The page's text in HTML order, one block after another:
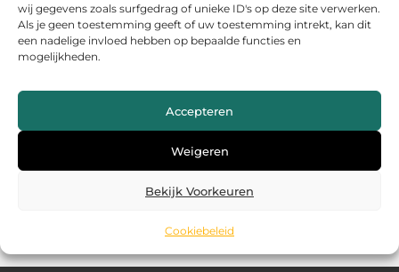
wij gegevens zoals surfgedrag of unieke ID's op deze site verwerken.
Als je geen toestemming geeft of uw toestemming intrekt, kan dit
een nadelige invloed hebben op bepaalde functies en
mogelijkheden.
Accepteren
Weigeren
Bekijk Voorkeuren
Cookiebeleid
Media en beroemdheden
Verhalen die ons inspireren:
de wereld van
beroemdheden